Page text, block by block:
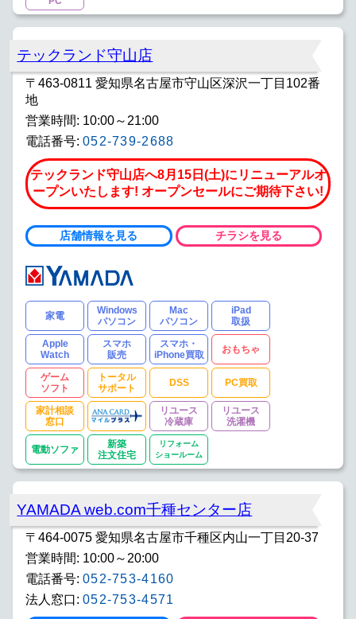
テックランド守山店
〒463-0811 愛知県名古屋市守山区深沢一丁目102番
地
営業時間: 10:00～21:00
電話番号: 052-739-2688
テックランド守山店へ8月15日(土)にリニューアルオ
ープンいたします! オープンセールにご期待下さい!
店舗情報を見る チラシを見る
家電
Windows
パソコン
Mac
パソコン
iPad
取扱
Apple
Watch
スマホ
販売
スマホ・
iPhone買取
おもちゃ
ゲーム
ソフト
トータル
サポート
DSS PC買取
家計相談
窓口
リユース
冷蔵庫
リユース
洗濯機
電動ソファ
新築
注文住宅
リフォーム
ショールーム
YAMADA web.com千種センター店
〒464-0075 愛知県名古屋市千種区内山一丁目20-37
営業時間: 10:00～20:00
電話番号: 052-753-4160
法人窓口: 052-753-4571